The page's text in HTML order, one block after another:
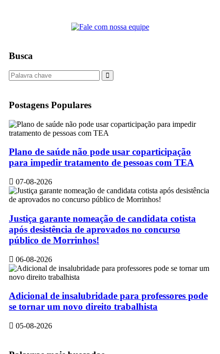
Busca
Postagens Populares
Plano de saúde não pode usar coparticipação
para impedir tratamento de pessoas com TEA
07-08-2026
Justiça garante nomeação de candidata cotista
após desistência de aprovados no concurso
público de Morrinhos!
06-08-2026
Adicional de insalubridade para professores pode
se tornar um novo direito trabalhista
05-08-2026